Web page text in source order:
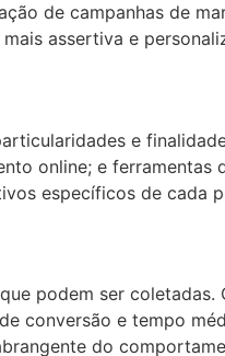
de campanhas de
assertiva e
e
online; e
específicos de cada
podem ser
conversão e tempo
do